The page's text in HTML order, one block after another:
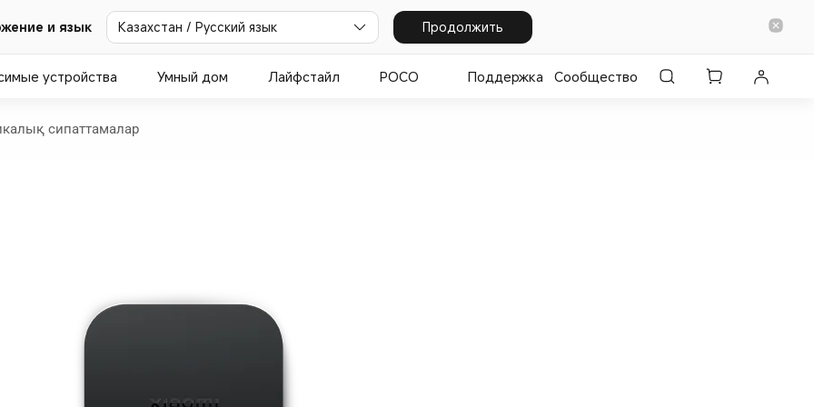
и язык Казахстан / Русский язык Продолжить
устройства Умный дом Лайфстайл POCO Поддержка Сообщество
сипаттамалар